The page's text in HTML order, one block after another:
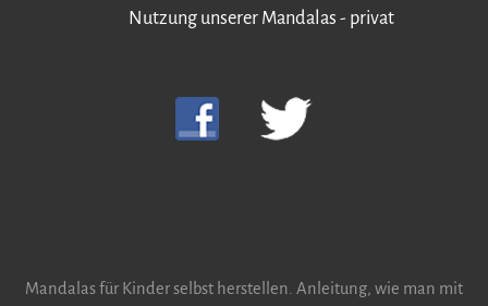
Nutzung unserer Mandalas - privat
Mandalas für Kinder selbst herstellen. Anleitung, wie man mit